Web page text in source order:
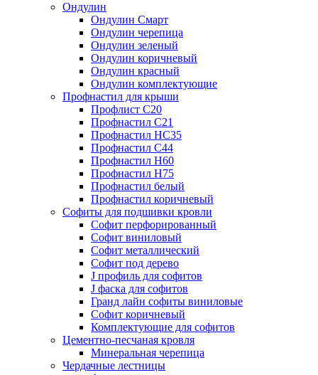
Ондулин
Ондулин Смарт
Ондулин черепица
Ондулин зеленый
Ондулин коричневый
Ондулин красный
Ондулин комплектующие
Профнастил для крыши
Профлист С20
Профнастил С21
Профнастил НС35
Профнастил С44
Профнастил Н60
Профнастил Н75
Профнастил белый
Профнастил коричневый
Софиты для подшивки кровли
Cофит перфорированный
Софит виниловый
Софит металлический
Софит под дерево
J профиль для софитов
J фаска для софитов
Гранд лайн софиты виниловые
Софит коричневый
Комплектующие для софитов
Цементно-песчаная кровля
Минеральная черепица
Чердачные лестницы